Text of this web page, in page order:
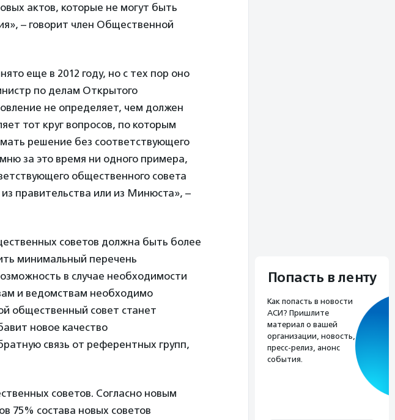
актов, которые не могут быть
– говорит член Общественной
еще в 2012 году, но с тех пор оно
по делам Открытого
не определяет, чем должен
тот круг вопросов, по которым
решение без соответствующего
за это время ни одного примера,
общественного совета
правительства или из Минюста», –
советов должна быть более
минимальный перечень
в случае необходимости
и ведомствам необходимо
общественный совет станет
новое качество
связь от референтных групп,
советов. Согласно новым
75% состава новых советов
Попасть в ленту
Как попасть в новости
АСИ? Пришлите
материал о вашей
организации, новость,
пресс-релиз, анонс
события.